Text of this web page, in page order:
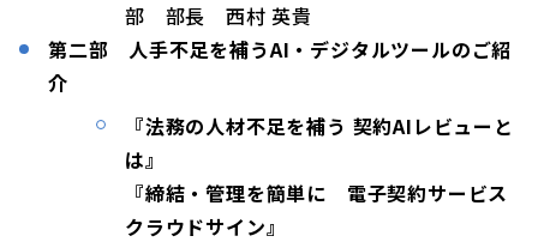
部 部長 西村 英貴
第二部 人手不足を補うAI・デジタルツールのご紹
介
『法務の人材不足を補う 契約AIレビューと
は』
『締結・管理を簡単に 電子契約サービス
クラウドサイン』